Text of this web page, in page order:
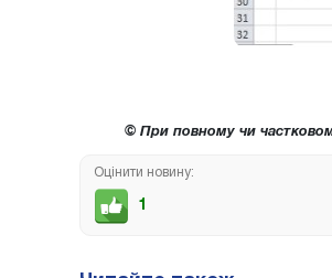
© При повному чи
Оцінити новину:
1